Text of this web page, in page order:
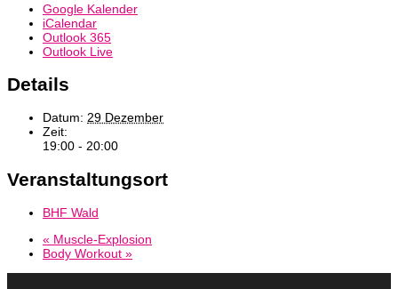
Google Kalender
iCalendar
Outlook 365
Outlook Live
Details
Datum: 29 Dezember
Zeit:
19:00 - 20:00
Veranstaltungsort
BHF Wald
« Muscle-Explosion
Body Workout »